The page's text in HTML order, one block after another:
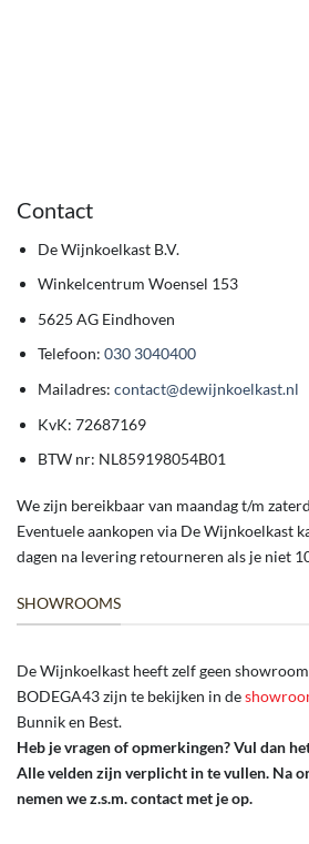
Contact
De Wijnkoelkast B.V.
Winkelcentrum Woensel 153
5625 AG Eindhoven
Telefoon: 030 3040400
Mailadres: contact@dewijnkoelkast.nl
KvK: 72687169
BTW nr: NL859198054B01
We zijn bereikbaar van maandag t/m
Eventuele aankopen via De Wijnkoelkast
dagen na levering retourneren als je niet
SHOWROOMS
De Wijnkoelkast heeft zelf geen
BODEGA43 zijn te bekijken in de
Bunnik en Best.
Heb je vragen of opmerkingen? Vul dan
Alle velden zijn verplicht in te vullen. Na
nemen we z.s.m. contact met je op.